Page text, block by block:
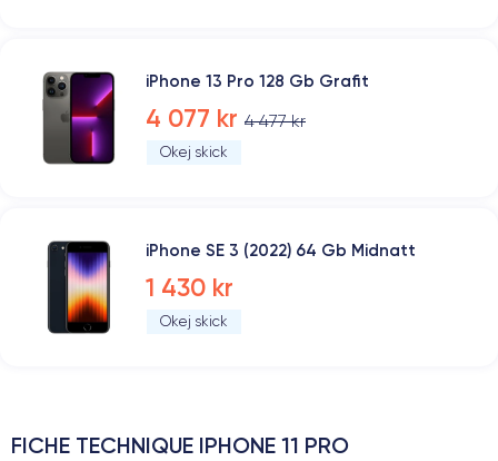
iPhone 13 Pro 128 Gb Grafit
4 077 kr 4 477 kr
Okej skick
iPhone SE 3 (2022) 64 Gb Midnatt
1 430 kr
Okej skick
FICHE TECHNIQUE IPHONE 11 PRO